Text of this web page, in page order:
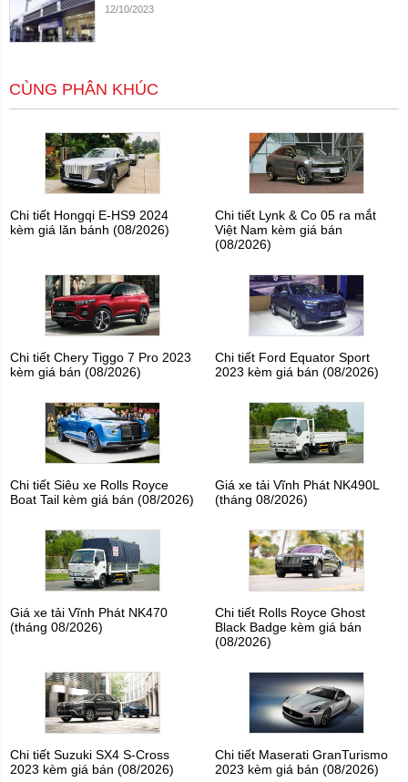
12/10/2023
CÙNG PHÂN KHÚC
Chi tiết Hongqi E-HS9 2024
kèm giá lăn bánh (08/2026)
Chi tiết Lynk & Co 05 ra mắt
Việt Nam kèm giá bán
(08/2026)
Chi tiết Chery Tiggo 7 Pro 2023
kèm giá bán (08/2026)
Chi tiết Ford Equator Sport
2023 kèm giá bán (08/2026)
Chi tiết Siêu xe Rolls Royce
Boat Tail kèm giá bán (08/2026)
Giá xe tải Vĩnh Phát NK490L
(tháng 08/2026)
Giá xe tải Vĩnh Phát NK470
(tháng 08/2026)
Chi tiết Rolls Royce Ghost
Black Badge kèm giá bán
(08/2026)
Chi tiết Suzuki SX4 S-Cross
2023 kèm giá bán (08/2026)
Chi tiết Maserati GranTurismo
2023 kèm giá bán (08/2026)